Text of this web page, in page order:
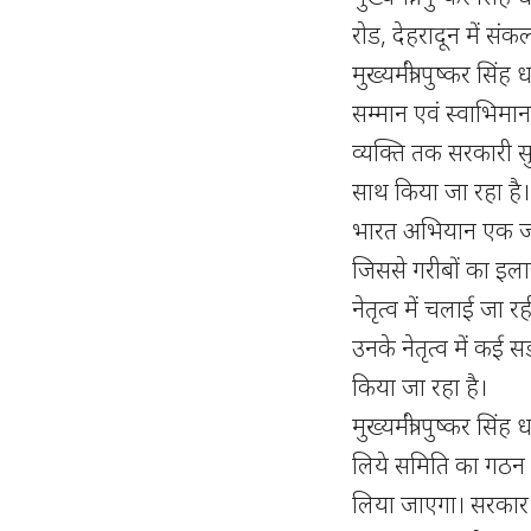
रोड, देहरादून में
मुख्यमंत्री पुष्कर सिंह
सम्मान एवं
व्यक्ति तक सरकारी
साथ किया जा रहा
भारत अभियान एक
जिससे गरीबों का
नेतृत्व में चलाई जा
उनके नेतृत्व में कई
किया जा रहा है।
मुख्यमंत्री पुष्कर
लिये समिति का
लिया जाएगा।